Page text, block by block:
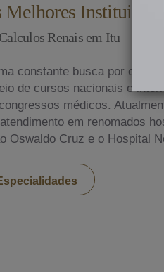
Melhores
Renais em Itu
constante busca por
de cursos nacionais e
médicos.
em renomados
Oswaldo Cruz e o Hospital